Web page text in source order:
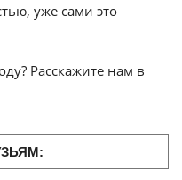
уже сами это
Расскажите нам в